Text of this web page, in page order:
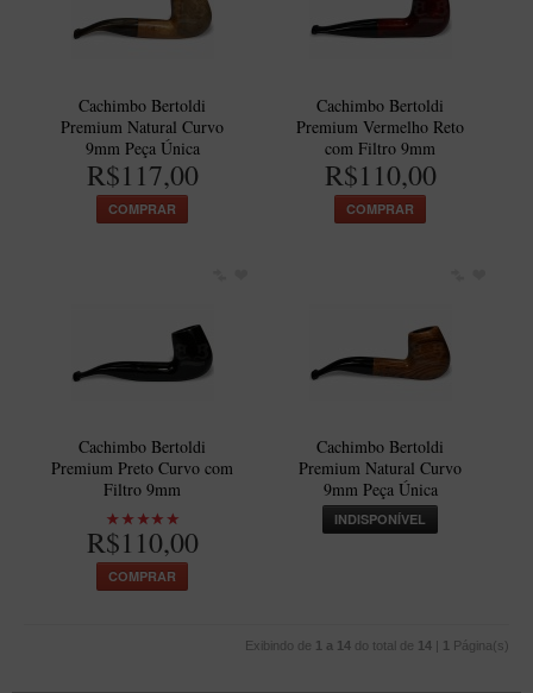
Piccolo
Sextavado
Zuccardi
CACHIMBOS ARTESANAIS DE BRIAR ITALIANO
Churchwarden – Briar Italiano
Cachimbo Bertoldi
Premium Natural Curvo
9mm Peça Única
R$117,00
COMPRAR
Cachimbo Bertoldi
Premium Vermelho Reto
com Filtro 9mm
R$110,00
COMPRAR
Cachimbo Bertoldi
Premium Preto Curvo com
Filtro 9mm
R$110,00
COMPRAR
Cachimbo Bertoldi
Premium Natural Curvo
9mm Peça Única
INDISPONÍVEL
Exibindo de 1 a 14 do total de 14 | 1 Página(s)